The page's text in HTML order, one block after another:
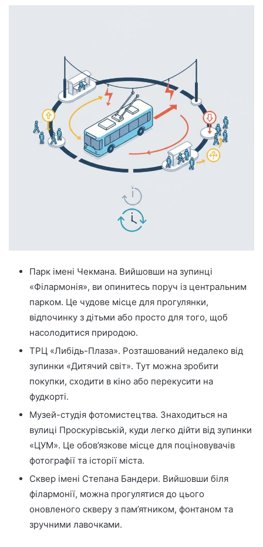
Парк імені Чекмана. Вийшовши на зупинці
«Філармонія», ви опинитесь поруч із центральним
парком. Це чудове місце для прогулянки,
відпочинку з дітьми або просто для того, щоб
насолодитися природою.
ТРЦ «Либідь-Плаза». Розташований недалеко від
зупинки «Дитячий світ». Тут можна зробити
покупки, сходити в кіно або перекусити на
фудкорті.
Музей-студія фотомистецтва. Знаходиться на
вулиці Проскурівській, куди легко дійти від зупинки
«ЦУМ». Це обов’язкове місце для поціновувачів
фотографії та історії міста.
Сквер імені Степана Бандери. Вийшовши біля
філармонії, можна прогулятися до цього
оновленого скверу з пам’ятником, фонтаном та
зручними лавочками.